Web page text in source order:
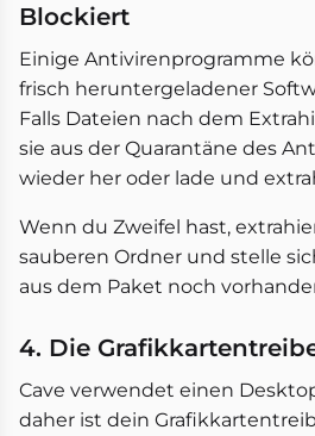
Blockiert
Einige Antivirenprogramme
frisch heruntergeladener
Falls Dateien nach dem
sie aus der Quarantäne des
wieder her oder lade und
Wenn du Zweifel hast,
sauberen Ordner und stelle
aus dem Paket noch
4. Die
Cave verwendet einen
daher ist dein